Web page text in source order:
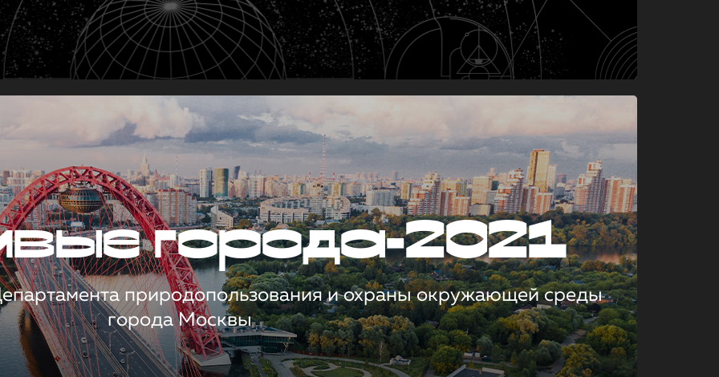
города-2021
природопользования и охраны окружающей среды
города Москвы